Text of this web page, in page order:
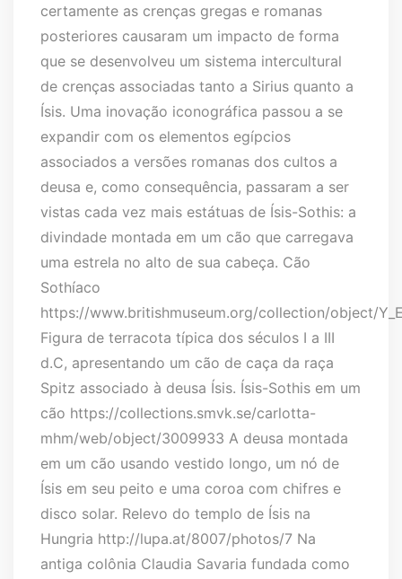
certamente as crenças gregas e romanas
posteriores causaram um impacto de forma
que se desenvolveu um sistema intercultural
de crenças associadas tanto a Sirius quanto a
Ísis. Uma inovação iconográfica passou a se
expandir com os elementos egípcios
associados a versões romanas dos cultos a
deusa e, como consequência, passaram a ser
vistas cada vez mais estátuas de Ísis-Sothis: a
divindade montada em um cão que carregava
uma estrela no alto de sua cabeça. Cão
Sothíaco
https://www.britishmuseum.org/collection/object/
Figura de terracota típica dos séculos I a III
d.C, apresentando um cão de caça da raça
Spitz associado à deusa Ísis. Ísis-Sothis em um
cão https://collections.smvk.se/carlotta-
mhm/web/object/3009933 A deusa montada
em um cão usando vestido longo, um nó de
Ísis em seu peito e uma coroa com chifres e
disco solar. Relevo do templo de Ísis na
Hungria http://lupa.at/8007/photos/7 Na
antiga colônia Claudia Savaria fundada como